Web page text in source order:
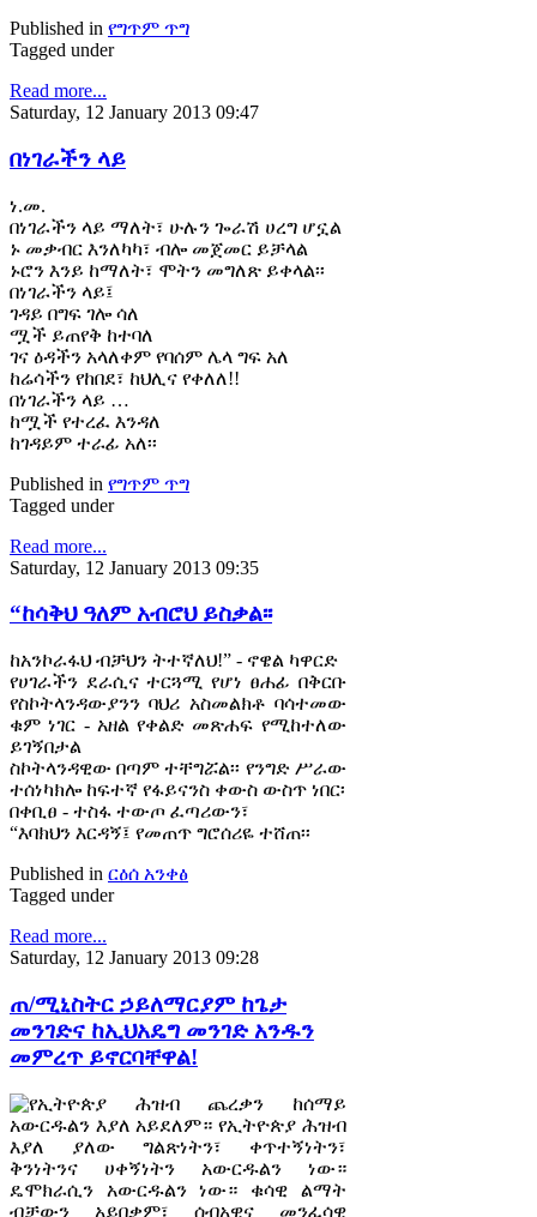
Published in የግጥም ጥግ
Tagged under
Read more...
Saturday, 12 January 2013 09:47
በነገራችን ላይ
ነ.መ.
በነገራችን ላይ ማለት፣ ሁሉን ጐራሽ ሀረግ ሆኗል
ኑ መቃብር እንለካካ፣ ብሎ መጀመር ይቻላል
ኑሮን እንይ ከማለት፣ ሞትን መግለጽ ይቀላል፡፡
በነገራችን ላይ፤
ገዳይ በግፍ ገሎ ሳለ
ሟች ይጠየቅ ከተባለ
ገና ዕዳችን አላለቀም የባሰም ሌላ ግፍ አለ
ከሬሳችን የከበደ፣ ከህሊና የቀለለ!!
በነገራችን ላይ …
ከሟች የተረፈ እንዳለ
ከገዳይም ተራፊ አለ፡፡
Published in የግጥም ጥግ
Tagged under
Read more...
Saturday, 12 January 2013 09:35
“ከሳቅህ ዓለም አብሮህ ይስቃል፡፡
ከአንኮራፋህ ብቻህን ትተኛለህ!” - ኖዌል ካዋርድ
የሀገራችን ደራሲና ተርጓሚ የሆነ ፀሐፊ በቅርቡ
የስኮትላንዳውያንን ባህሪ አስመልክቶ ባሳተመው
ቁም ነገር - አዘል የቀልድ መጽሐፍ የሚከተለው
ይገኝበታል
ስኮትላንዳዊው በጣም ተቸግሯል፡፡ የንግድ ሥራው
ተሰነካክሎ ከፍተኛ የፋይናንስ ቀውስ ውስጥ ነበር፡
በቀቢፀ - ተስፋ ተውጦ ፈጣሪውን፣
“እባክህን እርዳኝ፤ የመጠጥ ግሮሰሪዬ ተሸጠ፡፡
Published in ርዕሰ አንቀፅ
Tagged under
Read more...
Saturday, 12 January 2013 09:28
ጠ/ሚኒስትር ኃይለማርያም ከጌታ
መንገድና ከኢህአዴግ መንገድ አንዱን
መምረጥ ይኖርባቸዋል!
የኢትዮጵያ ሕዝብ ጨረቃን ከሰማይ
አውርዱልን እያለ አይደለም። የኢትዮጵያ ሕዝብ
እያለ ያለው ግልጽነትን፣ ቀጥተኝነትን፣
ቅንነትንና ሀቀኝነትን አውርዱልን ነው።
ዴሞክራሲን አውርዱልን ነው። ቁሳዊ ልማት
ብቻውን አይበቃም፣ ሰብአዊና መንፈሳዊ